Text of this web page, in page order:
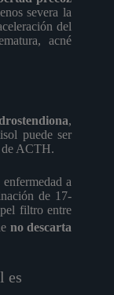
severa la
del
acné
,
puede ser
de ACTH.
a
de 17-
filtro entre
no descarta
es